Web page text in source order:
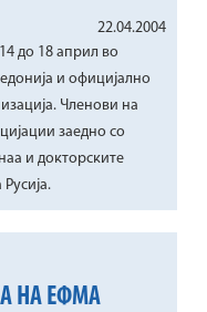
22.04.2004
до 18 април во
и официјално
Членови на
заедно со
и докторските
НА ЕФМА